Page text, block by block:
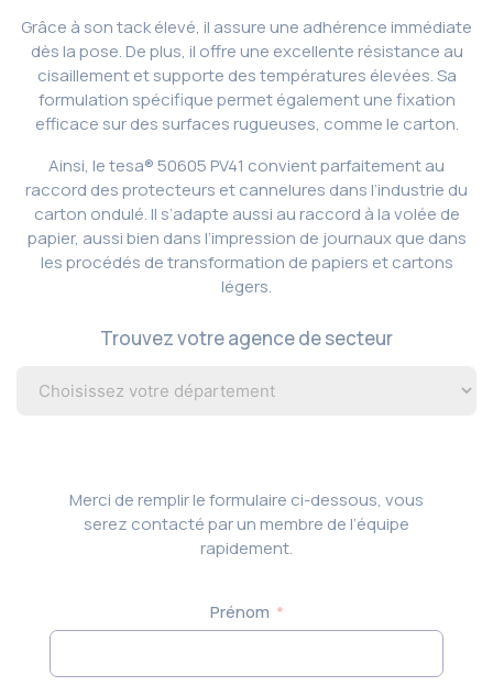
Grâce à son tack élevé, il assure une adhérence immédiate
dès la pose. De plus, il offre une excellente résistance au
cisaillement et supporte des températures élevées. Sa
formulation spécifique permet également une fixation
efficace sur des surfaces rugueuses, comme le carton.
Ainsi, le tesa® 50605 PV41 convient parfaitement au
raccord des protecteurs et cannelures dans l’industrie du
carton ondulé. Il s’adapte aussi au raccord à la volée de
papier, aussi bien dans l’impression de journaux que dans
les procédés de transformation de papiers et cartons
légers.
Trouvez votre agence de secteur
Merci de remplir le formulaire ci-dessous, vous
serez contacté par un membre de l’équipe
rapidement.
Prénom